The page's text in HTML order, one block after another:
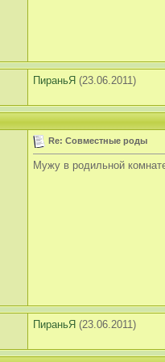
ПираньЯ (23.06.2011)
Re: Совместные роды
Мужу в родильной
ПираньЯ (23.06.2011)